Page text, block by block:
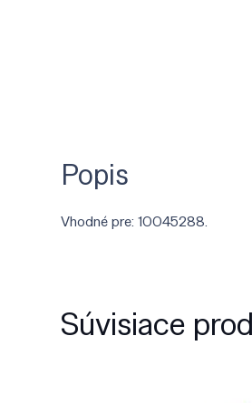
Popis
Vhodné pre: 10045288.
Súvisiace